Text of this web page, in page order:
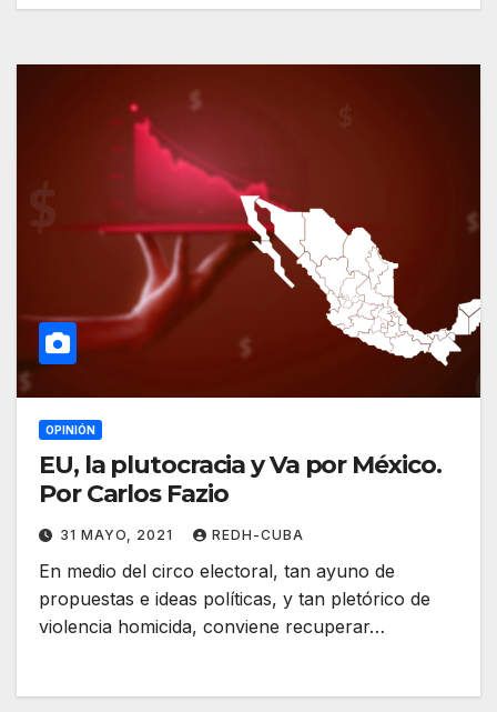
OPINIÓN
EU, la plutocracia y Va por México.
Por Carlos Fazio
31 MAYO, 2021 REDH-CUBA
En medio del circo electoral, tan ayuno de
propuestas e ideas políticas, y tan pletórico de
violencia homicida, conviene recuperar…